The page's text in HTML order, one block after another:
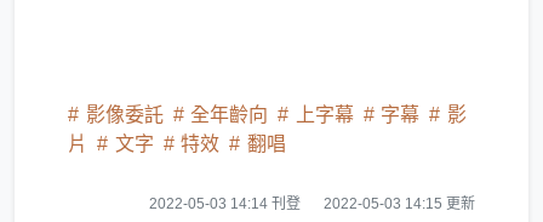
影像委託 全年齡向 上字幕 字幕
影
片
文字 特效 翻唱
2022-05-03 14:14 刊登 2022-05-03 14:15 更新